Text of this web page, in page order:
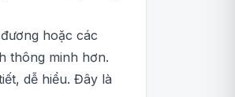
hoặc các
thông minh hơn.
dễ hiểu. Đây là